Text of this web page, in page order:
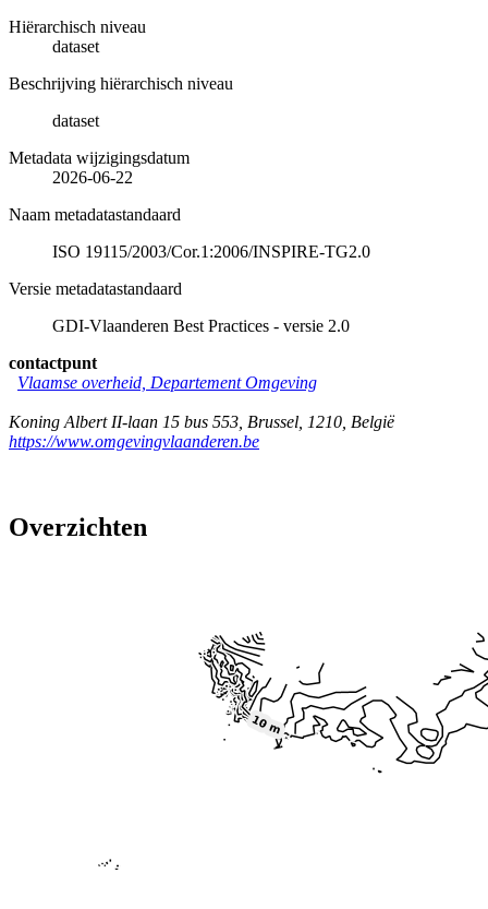
Hiërarchisch niveau
dataset
Beschrijving hiërarchisch niveau
dataset
Metadata wijzigingsdatum
2026-06-22
Naam metadatastandaard
ISO 19115/2003/Cor.1:2006/INSPIRE-TG2.0
Versie metadatastandaard
GDI-Vlaanderen Best Practices - versie 2.0
contactpunt
Vlaamse overheid, Departement Omgeving
Koning Albert II-laan 15 bus 553 Brussel 1210 België
https://www.omgevingvlaanderen.be
Overzichten